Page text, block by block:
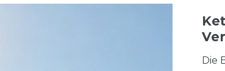
Die